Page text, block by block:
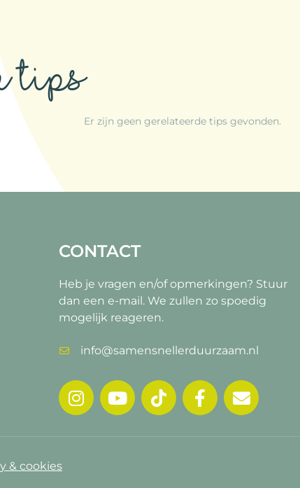
tips
Er zijn geen gerelateerde tips gevonden.
CONTACT
Heb je vragen en/of opmerkingen? Stuur
dan een e-mail. We zullen zo spoedig
mogelijk reageren.
info@samensnellerduurzaam.nl
& cookies